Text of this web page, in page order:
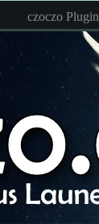
czoczo Plugin